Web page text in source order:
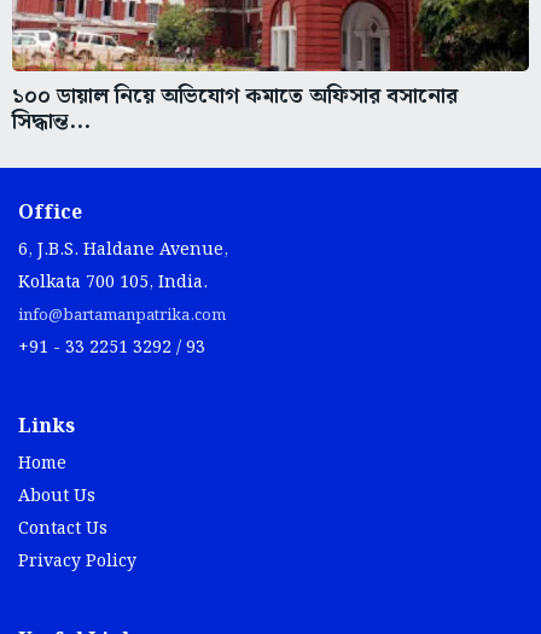
১০০ ডায়াল নিয়ে অভিযোগ কমাতে অফিসার বসানোর
সিদ্ধান্ত...
Office
6, J.B.S. Haldane Avenue,
Kolkata 700 105, India.
info@bartamanpatrika.com
+91 - 33 2251 3292 / 93
Links
Home
About Us
Contact Us
Privacy Policy